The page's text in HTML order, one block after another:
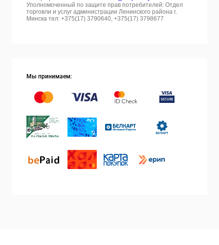
Уполномоченный по защите прав потребителей: Отдел
торговли и услуг администрации Ленинского района г.
Минска тел: +375(17) 3790640, +375(17) 3798677
Мы принимаем: